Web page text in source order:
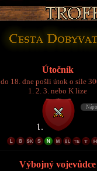
Útočník
do 18. dne pošli útok o síle
1. 2. 3. nebo K lize
Výbojný vojevůdce